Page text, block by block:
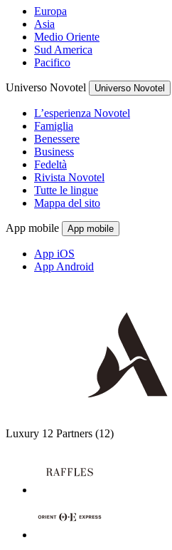
Europa
Asia
Medio Oriente
Sud America
Pacifico
Universo Novotel Universo Novotel
L’esperienza Novotel
Famiglia
Benessere
Business
Fedeltà
Rivista Novotel
Tutte le lingue
Mappa del sito
App mobile App mobile
App iOS
App Android
Luxury 12 Partners (12)